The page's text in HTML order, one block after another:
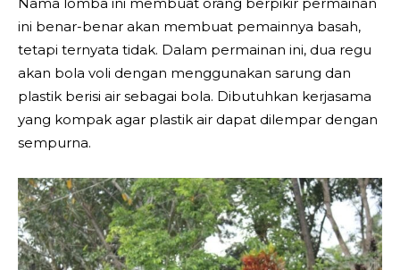
ini benar-benar akan membuat pemainnya basah,
tetapi ternyata tidak. Dalam permainan ini, dua regu
akan bola voli dengan menggunakan sarung dan
plastik berisi air sebagai bola. Dibutuhkan kerjasama
yang kompak agar plastik air dapat dilempar dengan
sempurna.